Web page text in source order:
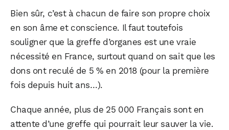
Bien sûr, c’est à chacun de faire son propre choix
en son âme et conscience. Il faut toutefois
souligner que la greffe d’organes est une vraie
nécessité en France, surtout quand on sait que les
dons ont reculé de 5 % en 2018 (pour la première
fois depuis huit ans…).
Chaque année, plus de 25 000 Français sont en
attente d’une greffe qui pourrait leur sauver la vie.